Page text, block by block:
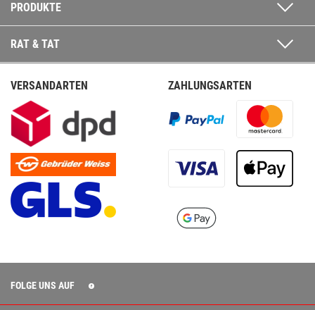
PRODUKTE
RAT & TAT
VERSANDARTEN ZAHLUNGSARTEN
FOLGE UNS AUF